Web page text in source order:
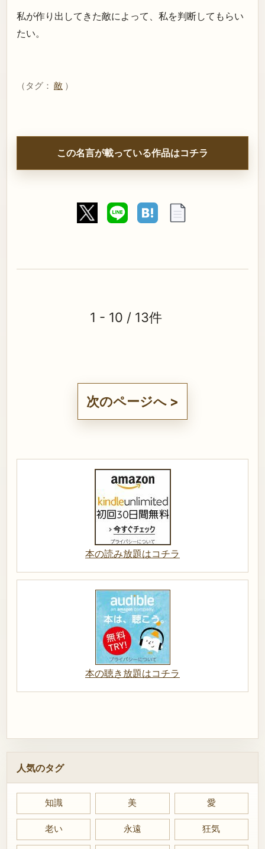
私が作り出してきた敵によって、私を判断してもらい
たい。
（タグ： 敵 ）
この名言が載っている作品はコチラ
1 - 10 / 13件
次のページへ >
本の読み放題はコチラ
本の聴き放題はコチラ
人気のタグ
知識 美 愛
老い 永遠 狂気